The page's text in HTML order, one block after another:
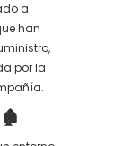
a
han
por la
🏚️